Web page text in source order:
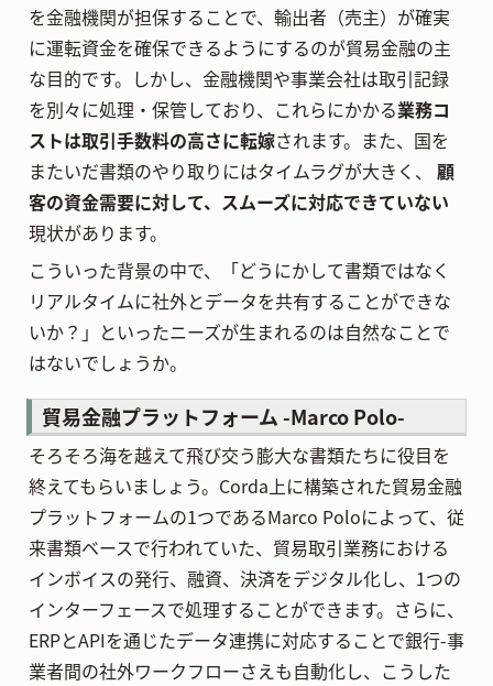
を金融機関が担保することで、輸出者（売主）が確実
に運転資金を確保できるようにするのが貿易金融の主
な目的です。しかし、金融機関や事業会社は取引記録
を別々に処理・保管しており、これらにかかる業務コ
ストは取引手数料の高さに転嫁されます。また、国を
またいだ書類のやり取りにはタイムラグが大きく、 顧
客の資金需要に対して、スムーズに対応できていない
現状があります。
こういった背景の中で、「どうにかして書類ではなく
リアルタイムに社外とデータを共有することができな
いか？」といったニーズが生まれるのは自然なことで
はないでしょうか。
貿易金融プラットフォーム -Marco Polo-
そろそろ海を越えて飛び交う膨大な書類たちに役目を
終えてもらいましょう。Corda上に構築された貿易金融
プラットフォームの1つであるMarco Poloによって、従
来書類ベースで行われていた、貿易取引業務における
インボイスの発行、融資、決済をデジタル化し、1つの
インターフェースで処理することができます。さらに、
ERPとAPIを通じたデータ連携に対応することで銀行-事
業者間の社外ワークフローさえも自動化し、こうした